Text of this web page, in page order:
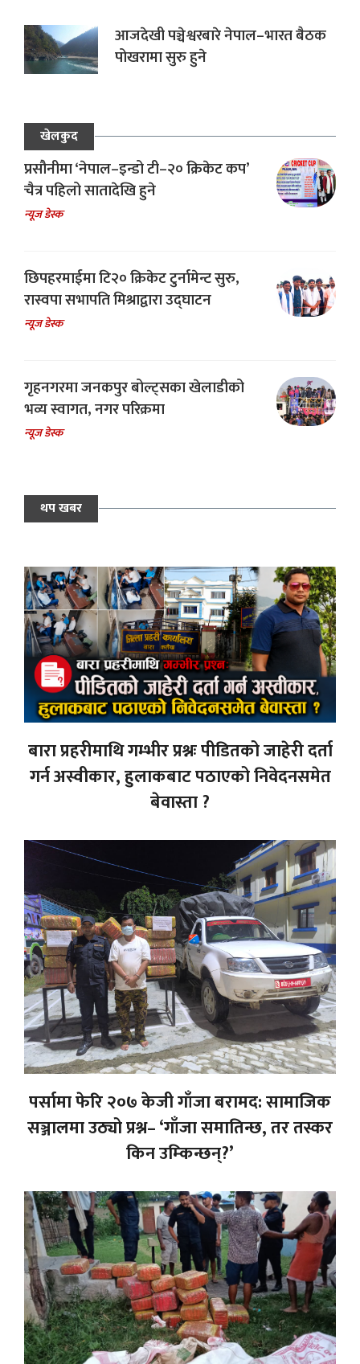
आजदेखी पञ्चेश्वरबारे नेपाल–भारत बैठक
पोखरामा सुरु हुने
खेलकुद
प्रसौनीमा ‘नेपाल–इन्डो टी–२० क्रिकेट कप’
चैत्र पहिलो सातादेखि हुने
न्यूज डेस्क
छिपहरमाईमा टि२० क्रिकेट टुर्नामेन्ट सुरु,
रास्वपा सभापति मिश्राद्वारा उद्घाटन
न्यूज डेस्क
गृहनगरमा जनकपुर बोल्ट्सका खेलाडीको
भव्य स्वागत, नगर परिक्रमा
न्यूज डेस्क
थप खबर
बारा प्रहरीमाथि गम्भीर प्रश्नः पीडितको जाहेरी दर्ता
गर्न अस्वीकार, हुलाकबाट पठाएको निवेदनसमेत
बेवास्ता ?
पर्सामा फेरि २०७ केजी गाँजा बरामद: सामाजिक
सञ्जालमा उठ्यो प्रश्न– ‘गाँजा समातिन्छ, तर तस्कर
किन उम्किन्छन्?’